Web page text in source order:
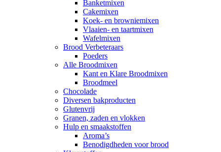
Banketmixen
Cakemixen
Koek- en browniemixen
Vlaaien- en taartmixen
Wafelmixen
Brood Verbeteraars
Poeders
Alle Broodmixen
Kant en Klare Broodmixen
Broodmeel
Chocolade
Diversen bakproducten
Glutenvrij
Granen, zaden en vlokken
Hulp en smaakstoffen
Aroma’s
Benodigdheden voor brood